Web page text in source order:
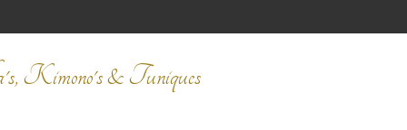
Kimono's & Tuniques